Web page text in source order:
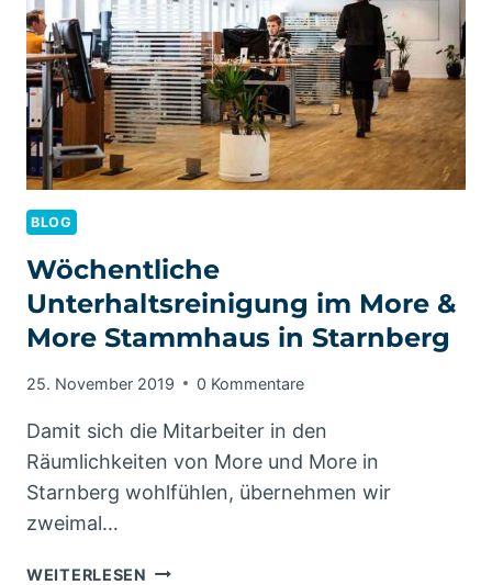
BLOG
Wöchentliche
Unterhaltsreinigung im More &
More Stammhaus in Starnberg
25. November 2019 0 Kommentare
Damit sich die Mitarbeiter in den
Räumlichkeiten von More und More in
Starnberg wohlfühlen, übernehmen wir
zweimal…
WEITERLESEN WÖCHENTLICHE